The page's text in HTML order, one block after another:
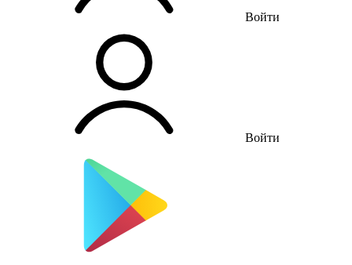
Войти
Войти